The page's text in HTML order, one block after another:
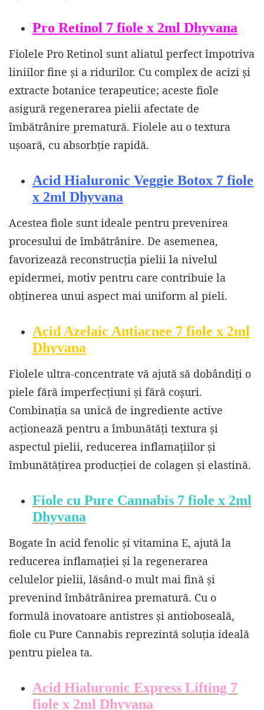
Pro Retinol 7 fiole x 2ml Dhyvana
Fiolele Pro Retinol sunt aliatul perfect împotriva
liniilor fine și a ridurilor. Cu complex de acizi și
extracte botanice terapeutice; aceste fiole
asigură regenerarea pielii afectate de
îmbătrânire prematură. Fiolele au o textura
ușoară, cu absorbție rapidă.
Acid Hialuronic Veggie Botox 7 fiole
x 2ml Dhyvana
Acestea fiole sunt ideale pentru prevenirea
procesului de îmbătrânire. De asemenea,
favorizează reconstrucția pielii la nivelul
epidermei, motiv pentru care contribuie la
obținerea unui aspect mai uniform al pieli.
Acid Azelaic Antiacnee 7 fiole x 2ml
Dhyvana
Fiolele ultra-concentrate vă ajută să dobândiți o
piele fără imperfecțiuni și fără coșuri.
Combinația sa unică de ingrediente active
acționează pentru a îmbunătăți textura și
aspectul pielii, reducerea inflamațiilor și
îmbunătățirea producției de colagen și elastină.
Fiole cu Pure Cannabis 7 fiole x 2ml
Dhyvana
Bogate în acid fenolic și vitamina E, ajută la
reducerea inflamației și la regenerarea
celulelor pielii, lăsând-o mult mai fină și
prevenind îmbătrânirea prematură. Cu o
formulă inovatoare antistres și antioboseală,
fiole cu Pure Cannabis reprezintă soluția ideală
pentru pielea ta.
Acid Hialuronic Express Lifting 7
fiole x 2ml Dhyvana